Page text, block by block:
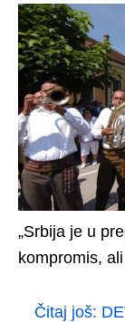
„Srbija je u
kompromis, ali
Čitaj još: